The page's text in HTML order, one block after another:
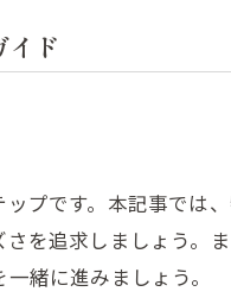
イド
プです。本記事では
を追求しましょう。
緒に進みましょう。